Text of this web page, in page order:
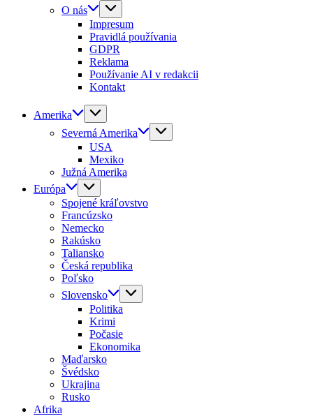
O nás
Impresum
Pravidlá používania
GDPR
Reklama
Používanie AI v redakcii
Kontakt
Amerika
Severná Amerika
USA
Mexiko
Južná Amerika
Európa
Spojené kráľovstvo
Francúzsko
Nemecko
Rakúsko
Taliansko
Česká republika
Poľsko
Slovensko
Politika
Krimi
Počasie
Ekonomika
Maďarsko
Švédsko
Ukrajina
Rusko
Afrika